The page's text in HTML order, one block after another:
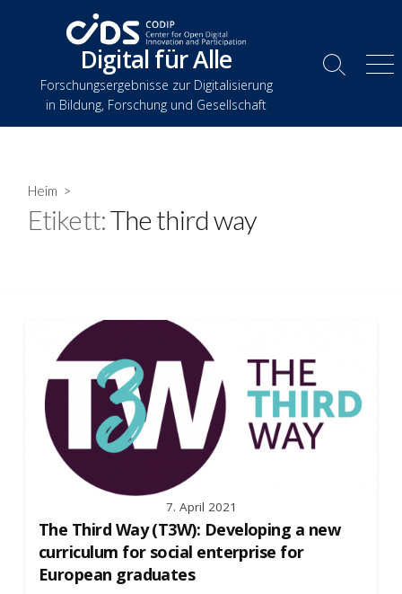
Digital für Alle
Forschungsergebnisse zur Digitalisierung
in Bildung, Forschung und Gesellschaft
Suche
Heim >
Etikett:The third way
7. April 2021
The Third Way (T3W): Developing a new
curriculum for social enterprise for
European graduates